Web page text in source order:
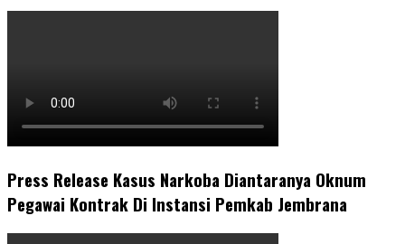
Press Release Kasus Narkoba Diantaranya Oknum
Pegawai Kontrak Di Instansi Pemkab Jembrana